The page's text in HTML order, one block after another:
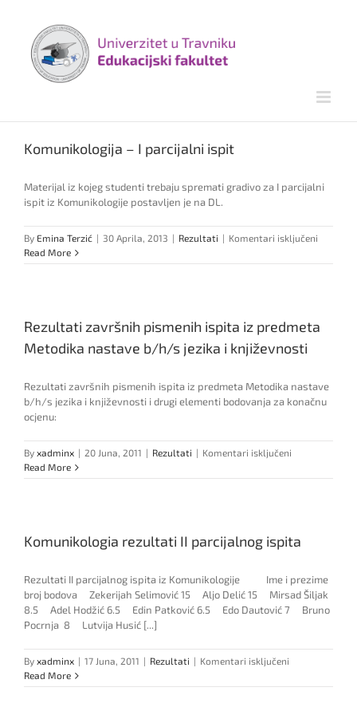
content
Komunikologija – I parcijalni ispit
Materijal iz kojeg studenti trebaju spremati gradivo za I parcijalni
ispit iz Komunikologije postavljen je na DL.
By Emina Terzić | 30 Aprila, 2013 | Rezultati | Komentari isključeni
–
Read More
Rezultati završnih pismenih ispita iz predmeta
Metodika nastave b/h/s jezika i književnosti
Rezultati završnih pismenih ispita iz predmeta Metodika nastave
b/h/s jezika i književnosti i drugi elementi bodovanja za konačnu
ocjenu:
By xadminx | 20 Juna, 2011 | Rezultati | Komentari isključeni
završnih
predmeta
b/h/s
jezika
Read More
Komunikologia rezultati II parcijalnog ispita
Rezultati II parcijalnog ispita iz Komunikologije Ime i prezime
broj bodova Zekerijah Selimović 15 Aljo Delić 15 Mirsad Šiljak
8.5 Adel Hodžić 6.5 Edin Patković 6.5 Edo Dautović 7 Bruno
Pocrnja 8 Lutvija Husić [...]
By xadminx | 17 Juna, 2011 | Rezultati | Komentari isključeni
rezultati
Read More